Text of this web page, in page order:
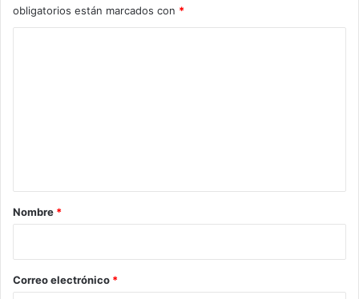
obligatorios están marcados con *
r
*
Nombre *
Correo electrónico *